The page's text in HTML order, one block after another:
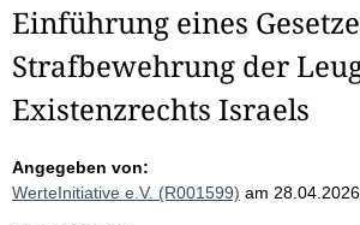
Einführung eines
Strafbewehrung der
Existenzrechts Israels
Angegeben von:
WerteInitiative e.V. (R001599) am 28.04.2026